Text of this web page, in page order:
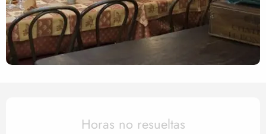
Horarios y datos de
Horas no resueltas